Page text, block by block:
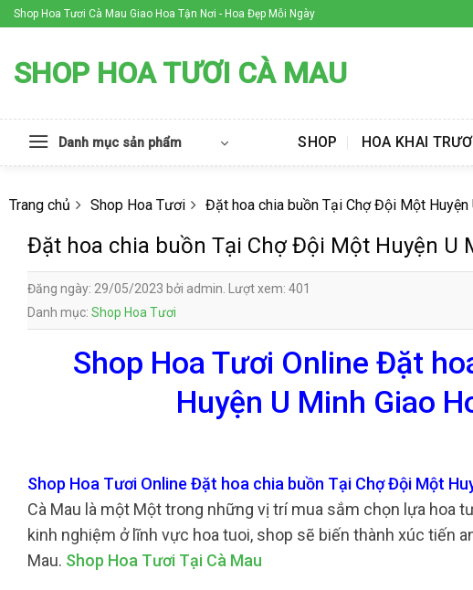
Skip
to
Shop Hoa Tươi Cà Mau Giao Hoa Tận Nơi - Hoa Đẹp Mỗi Ngày
SHOP HOA TƯƠI CÀ MAU
Danh mục sản phẩm SHOP HOA KHAI
Trang chủ Shop Hoa Tươi Đặt hoa chia buồn Tại Chợ Đội Một Huyện
Đặt hoa chia buồn Tại Chợ Đội Một Huyện U
Đăng ngày: 29/05/2023 bởi admin. Lượt xem: 401
Danh mục: Shop Hoa Tươi
Shop Hoa Tươi Online Đặt
Huyện U Minh Giao
Shop Hoa Tươi Online Đặt hoa chia buồn Tại Chợ Đội Một
Cà Mau là một Một trong những vị trí mua sắm chọn lựa hoa
kinh nghiệm ở lĩnh vực hoa tuoi, shop sẽ biến thành xúc tiến
Mau. Shop Hoa Tươi Tại Cà Mau